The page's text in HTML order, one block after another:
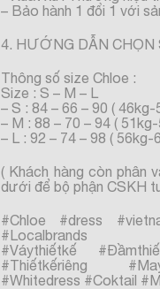
– Bảo hành 1 đổi 1 với
4. HƯỚNG DẪN CHỌN
Thông số size Chloe :
Size : S – M – L
– S : 84 – 66 – 90 ( 46kg-
– M : 88 – 70 – 94 (
– L : 92 – 74 – 98 ( 56kg-
( Khách hàng còn phân
dưới để bộ phận CSKH
#Chloe #dress
#Localbrands
#Váythiếtkế
#Thiếtkếriêng
#Whitedress #Coktail